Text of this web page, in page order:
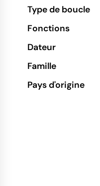
Type de boucle
Fonctions
Dateur
Famille
Pays d'origine